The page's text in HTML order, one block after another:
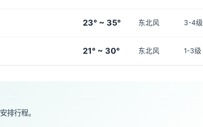
23° ~ 35° 东北风 3-4级
21° ~ 30° 东北风 1-3级
排行程。